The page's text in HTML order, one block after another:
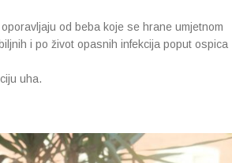
od beba koje se hrane umjetnom
i po život opasnih infekcija poput ospica
uha.